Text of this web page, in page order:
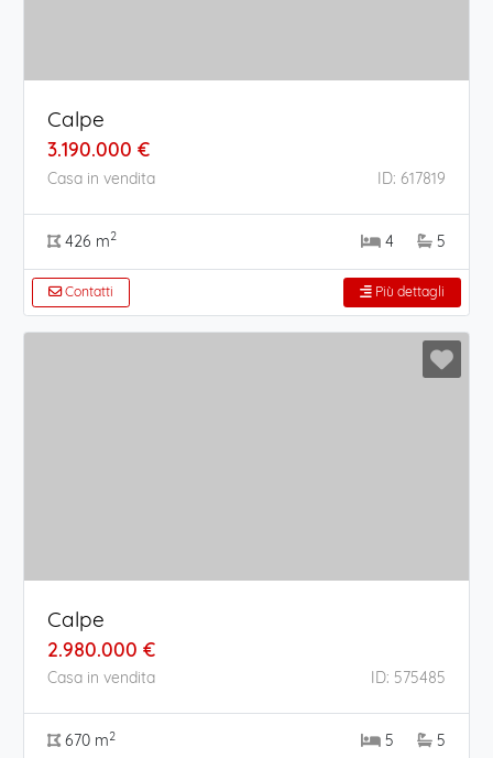
Calpe
3.190.000 €
Casa in vendita ID: 617819
426 m2 4 5
Contatti Più dettagli
Calpe
2.980.000 €
Casa in vendita ID: 575485
670 m2 5 5